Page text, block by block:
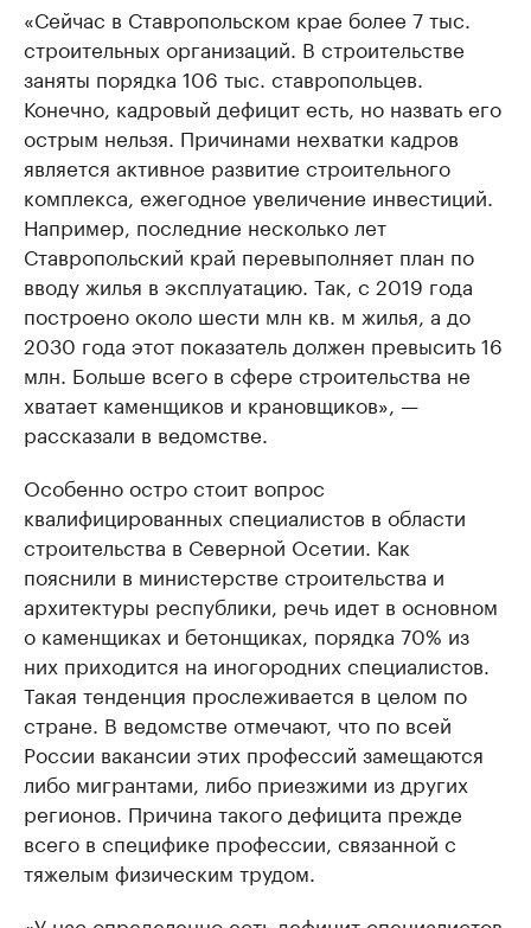
«Сейчас в Ставропольском крае более 7 тыс.
строительных организаций. В строительстве
заняты порядка 106 тыс. ставропольцев.
Конечно, кадровый дефицит есть, но назвать его
острым нельзя. Причинами нехватки кадров
является активное развитие строительного
комплекса, ежегодное увеличение инвестиций.
Например, последние несколько лет
Ставропольский край перевыполняет план по
вводу жилья в эксплуатацию. Так, с 2019 года
построено около шести млн кв. м жилья, а до
2030 года этот показатель должен превысить 16
млн. Больше всего в сфере строительства не
хватает каменщиков и крановщиков», —
рассказали в ведомстве.
Особенно остро стоит вопрос
квалифицированных специалистов в области
строительства в Северной Осетии. Как
пояснили в министерстве строительства и
архитектуры республики, речь идет в основном
о каменщиках и бетонщиках, порядка 70% из
них приходится на иногородних специалистов.
Такая тенденция прослеживается в целом по
стране. В ведомстве отмечают, что по всей
России вакансии этих профессий замещаются
либо мигрантами, либо приезжими из других
регионов. Причина такого дефицита прежде
всего в специфике профессии, связанной с
тяжелым физическим трудом.